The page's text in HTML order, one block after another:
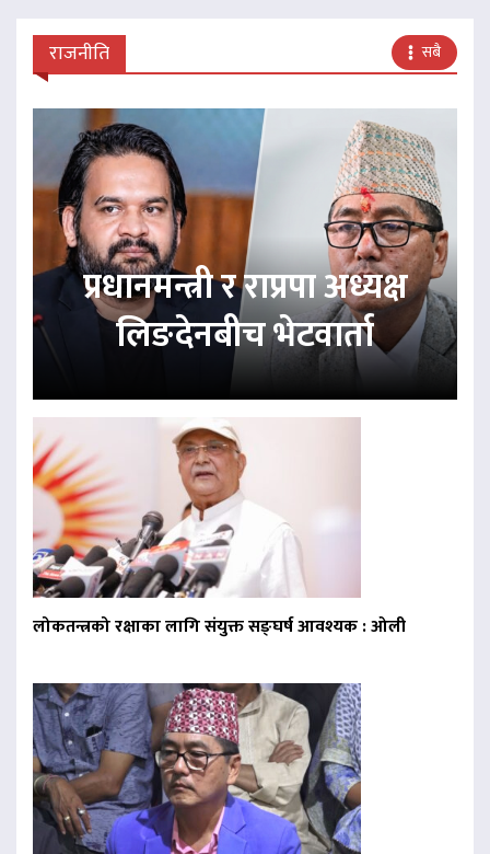
राजनीति सबै
प्रधानमन्त्री र राप्रपा अध्यक्ष
लिङदेनबीच भेटवार्ता
लोकतन्त्रको रक्षाका लागि संयुक्त सङ्घर्ष आवश्यक : ओली